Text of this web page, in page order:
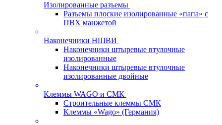
Изолированные разъемы
Разъемы плоские изолированные «папа» с
ПВХ манжетой
Наконечники НШВИ
Наконечники штыревые втулочные
изолированные
Наконечники штыревые втулочные
изолированные двойные
Клеммы WAGO и СМК
Строительные клеммы СМК
Клеммы «Wago» (Германия)